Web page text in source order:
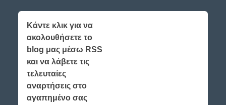
Κάντε κλικ για να
ακολουθήσετε το
blog μας μέσω RSS
και να λάβετε τις
τελευταίες
αναρτήσεις στο
αγαπημένο σας